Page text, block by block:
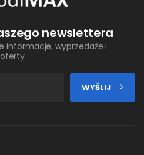
newslettera
informacje, wyprzedaże i
oferty
WYŚLIJ